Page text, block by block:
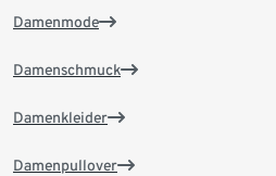
Damenmode
Damenschmuck
Damenkleider
Damenpullover